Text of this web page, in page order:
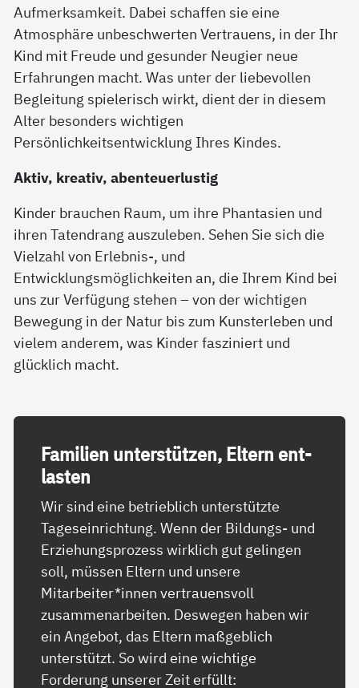
Aufmerksamkeit. Dabei schaffen sie eine
Atmosphäre unbeschwerten Vertrauens, in der Ihr
Kind mit Freude und gesunder Neugier neue
Erfahrungen macht. Was unter der liebevollen
Begleitung spielerisch wirkt, dient der in diesem
Alter besonders wichtigen
Persönlichkeitsentwicklung Ihres Kindes.
Aktiv, kreativ, abenteuerlustig
Kinder brauchen Raum, um ihre Phantasien und
ihren Tatendrang auszuleben. Sehen Sie sich die
Vielzahl von Erlebnis-, und
Entwicklungsmöglichkeiten an, die Ihrem Kind bei
uns zur Verfügung stehen – von der wichtigen
Bewegung in der Natur bis zum Kunsterleben und
vielem anderem, was Kinder fasziniert und
glücklich macht.
Fa­mi­li­en un­ter­stüt­zen, El­tern ent­
las­ten
Wir sind eine betrieblich unterstützte
Tageseinrichtung. Wenn der Bildungs- und
Erziehungsprozess wirklich gut gelingen
soll, müssen Eltern und unsere
Mitarbeiter*innen vertrauensvoll
zusammenarbeiten. Deswegen haben wir
ein Angebot, das Eltern maßgeblich
unterstützt. So wird eine wichtige
Forderung unserer Zeit erfüllt: